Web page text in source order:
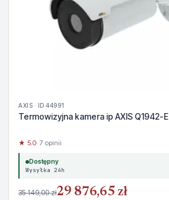
AXIS · ID 44991
Termowizyjna kamera ip AXIS Q1942-E
★ 5.0· 7 opinii
Dostępny
Wysyłka 24h
35 149,00 zł29 876,65 zł